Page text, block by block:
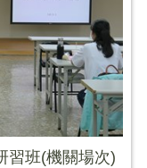
習班(機關場次)